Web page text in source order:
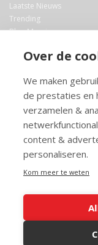
Over de
We maken
de prestaties en
verzamelen &
content &
personaliseren.
Kom meer te weten
Laatste Nieuws
Trending
Blog Maurice
Bibliotheek
Info en service
FAQ
Doneren
Privacy
Voorwaarden
Meedoen
© 2026 Maurice.nl - Alle
copyright. Voor meer